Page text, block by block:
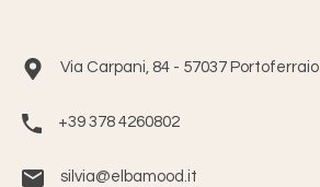
Via Carpani, 84 - 57037 Portoferraio
+39 378 4260802
silvia@elbamood.it